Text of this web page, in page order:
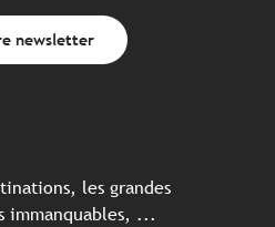
newsletter
les grandes
immanquables, ...